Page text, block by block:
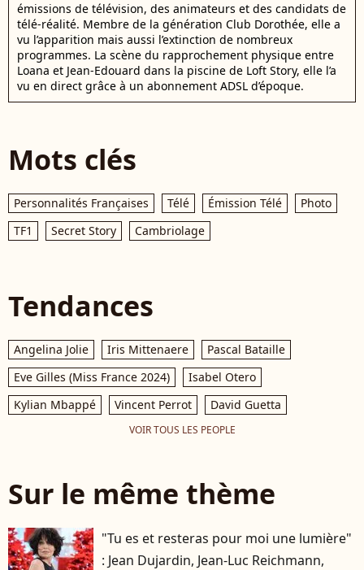
émissions de télévision, des animateurs et des candidats de
télé-réalité. Membre de la génération Club Dorothée, elle a
vu l’apparition mais aussi l’extinction de nombreux
programmes. La scène du rapprochement physique entre
Loana et Jean-Edouard dans la piscine de Loft Story, elle l’a
vu en direct grâce à un abonnement ADSL d’époque.
Mots clés
Personnalités Françaises Télé Émission Télé
Photo
TF1
Secret Story Cambriolage
Tendances
Angelina Jolie Iris Mittenaere
Pascal Bataille
Eve Gilles (Miss France 2024)
Isabel Otero
Kylian Mbappé
Vincent Perrot David Guetta
VOIR TOUS LES PEOPLE
Sur le même thème
"Tu es et resteras pour moi une lumière"
: Jean Dujardin, Jean-Luc Reichmann,